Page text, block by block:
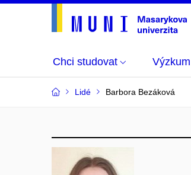
Chci studovat Výzkum
Lidé Barbora Bezáková